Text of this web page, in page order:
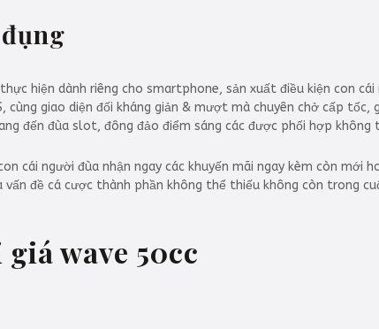
hiện dành riêng cho smartphone, sản xuất điều kiện con
giao diện đối kháng giản & mượt mà chuyên chở cấp tốc,
đến đùa slot, đông đảo điểm sáng các được phối hợp không
cái người đùa nhận ngay các khuyến mãi ngay kèm còn mới
đề cá cược thành phần không thể thiếu không còn trong
wave 50cc